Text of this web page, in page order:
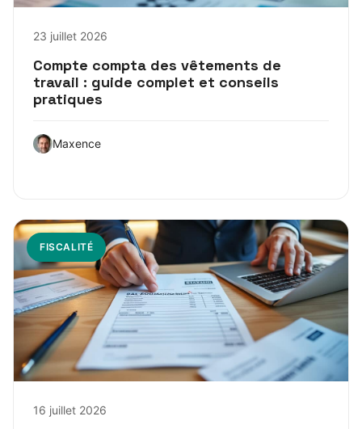
23 juillet 2026
Compte compta des vêtements de
travail : guide complet et conseils
pratiques
Maxence
FISCALITÉ
16 juillet 2026